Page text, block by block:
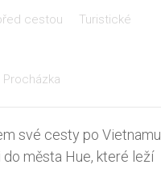
cestou
Turistické
Procházka
své cesty po Vietnamu
do města Hue, které leží